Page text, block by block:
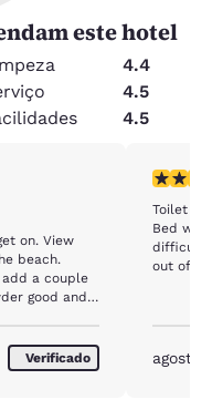
este hotel
4.4
4.5
4.5
avaliação
on. View
beach.
a couple
Verificado
Toilet
Bed
difficult
agosto